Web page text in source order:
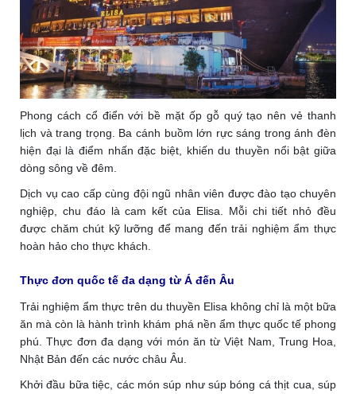
Phong cách cổ điển với bề mặt ốp gỗ quý tạo nên vẻ thanh
lịch và trang trọng. Ba cánh buồm lớn rực sáng trong ánh đèn
hiện đại là điểm nhấn đặc biệt, khiến du thuyền nổi bật giữa
dòng sông về đêm.
Dịch vụ cao cấp cùng đội ngũ nhân viên được đào tạo chuyên
nghiệp, chu đáo là cam kết của Elisa. Mỗi chi tiết nhỏ đều
được chăm chút kỹ lưỡng để mang đến trải nghiệm ẩm thực
hoàn hảo cho thực khách.
Thực đơn quốc tế đa dạng từ Á đến Âu
Trải nghiệm ẩm thực trên du thuyền Elisa không chỉ là một bữa
ăn mà còn là hành trình khám phá nền ẩm thực quốc tế phong
phú. Thực đơn đa dạng với món ăn từ Việt Nam, Trung Hoa,
Nhật Bản đến các nước châu Âu.
Khởi đầu bữa tiệc, các món súp như súp bóng cá thịt cua, súp